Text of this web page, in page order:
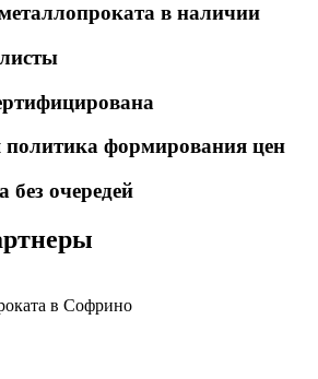
в наличии
формирования цен
без очередей
в Софрино